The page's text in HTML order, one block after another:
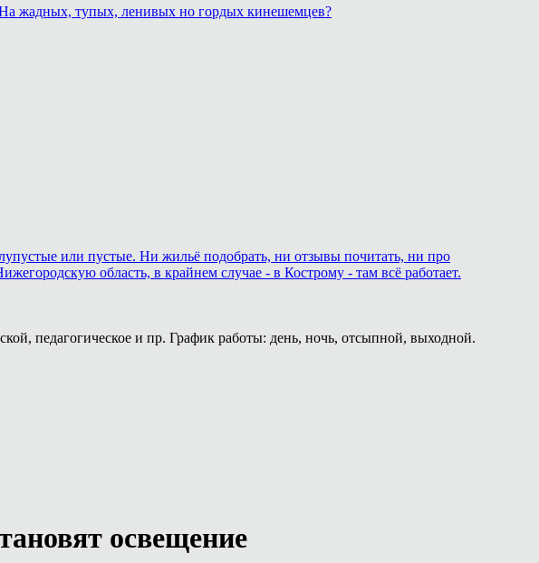
На жадных, тупых, ленивых но гордых кинешемцев?
или пустые. Ни жильё подобрать, ни отзывы почитать, ни про
область, в крайнем случае - в Кострому - там всё работает.
педагогическое и пр. График работы: день, ночь, отсыпной, выходной.
освещение